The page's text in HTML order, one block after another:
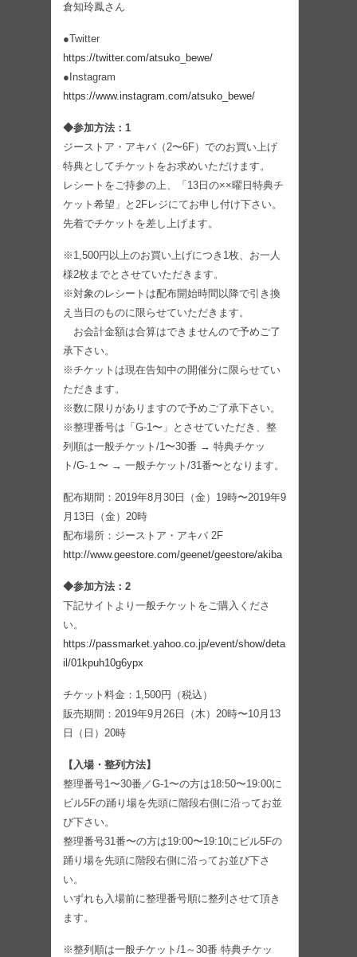
倉知玲鳳さん
●Twitter
https://twitter.com/atsuko_bewe/
●Instagram
https://www.instagram.com/atsuko_bewe/
◆参加方法：1
ジーストア・アキバ（2〜6F）でのお買い上げ
特典としてチケットをお求めいただけます。
レシートをご持参の上、「13日の××曜日特典チ
ケット希望」と2Fレジにてお申し付け下さい。
先着でチケットを差し上げます。
※1,500円以上のお買い上げにつき1枚、お一人
様2枚までとさせていただきます。
※対象のレシートは配布開始時間以降で引き換
え当日のものに限らせていただきます。
お会計金額は合算はできませんので予めご了
承下さい。
※チケットは現在告知中の開催分に限らせてい
ただきます。
※数に限りがありますので予めご了承下さい。
※整理番号は「G-1〜」とさせていただき、整
列順は一般チケット/1〜30番 → 特典チケッ
ト/G-１〜 → 一般チケット/31番〜となります。
配布期間：2019年8月30日（金）19時〜2019年9
月13日（金）20時
配布場所：ジーストア・アキバ 2F
http://www.geestore.com/geenet/geestore/akiba
◆参加方法：2
下記サイトより一般チケットをご購入くださ
い。
https://passmarket.yahoo.co.jp/event/show/deta
il/01kpuh10g6ypx
チケット料金：1,500円（税込）
販売期間：2019年9月26日（木）20時〜10月13
日（日）20時
【入場・整列方法】
整理番号1〜30番／G-1〜の方は18:50〜19:00に
ビル5Fの踊り場を先頭に階段右側に沿ってお並
び下さい。
整理番号31番〜の方は19:00〜19:10にビル5Fの
踊り場を先頭に階段右側に沿ってお並び下さ
い。
いずれも入場前に整理番号順に整列させて頂き
ます。
※整列順は一般チケット/1～30番 特典チケッ